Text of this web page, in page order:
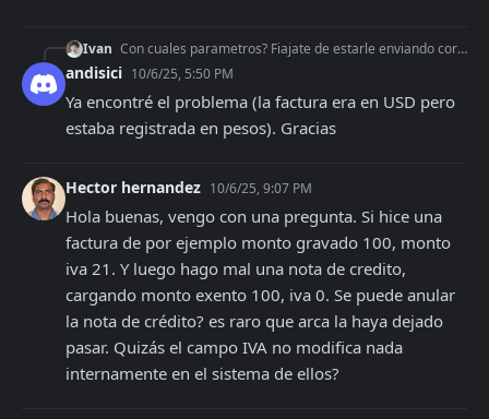
Ivan Con cuales parametros? Fiajate de estarle enviando correctamente redondeados los montos
andisici 10/6/25, 5:50 PM
Ya encontré el problema (la factura era en USD pero
estaba registrada en pesos). Gracias
Hector hernandez 10/6/25, 9:07 PM
Hola buenas, vengo con una pregunta. Si hice una
factura de por ejemplo monto gravado 100, monto
iva 21. Y luego hago mal una nota de credito,
cargando monto exento 100, iva 0. Se puede anular
la nota de crédito? es raro que arca la haya dejado
pasar. Quizás el campo IVA no modifica nada
internamente en el sistema de ellos?